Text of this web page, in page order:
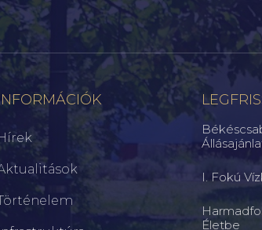
I. Fokú
Életbe